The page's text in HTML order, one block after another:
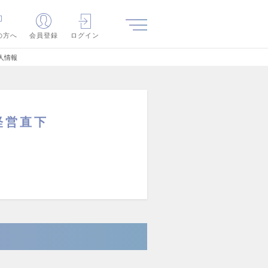
方へ 会員登録 ログイン
情報
直下